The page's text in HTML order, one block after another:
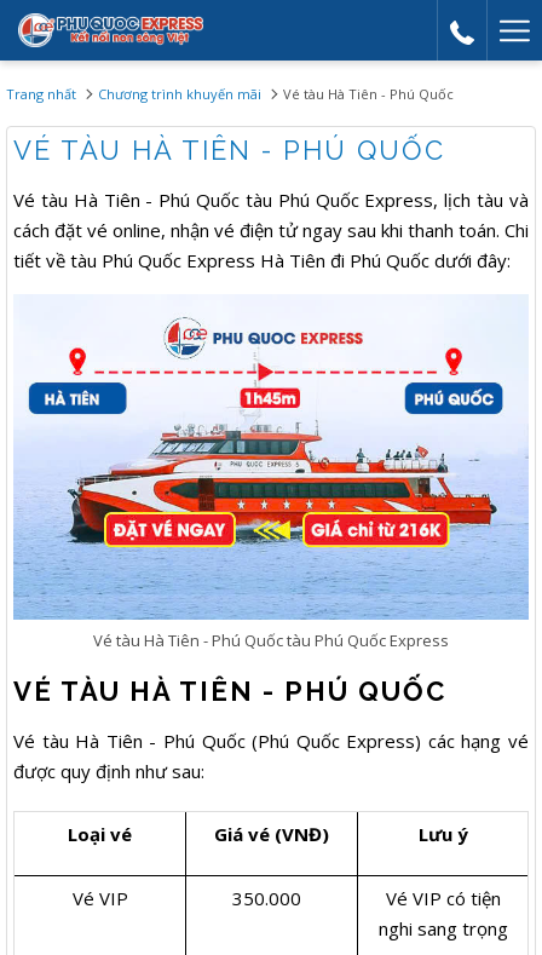
Trang nhất Chương trình khuyến mãi Vé tàu Hà Tiên - Phú Quốc
VÉ TÀU HÀ TIÊN - PHÚ QUỐC
Vé tàu Hà Tiên - Phú Quốc tàu Phú Quốc Express, lịch tàu và
cách đặt vé online, nhận vé điện tử ngay sau khi thanh toán. Chi
tiết về tàu Phú Quốc Express Hà Tiên đi Phú Quốc dưới đây:
Vé tàu Hà Tiên - Phú Quốc tàu Phú Quốc Express
VÉ TÀU HÀ TIÊN - PHÚ QUỐC
Vé tàu Hà Tiên - Phú Quốc (Phú Quốc Express) các hạng vé
được quy định như sau:
Loại vé Giá vé (VNĐ) Lưu ý
Vé VIP 350.000
Vé VIP có tiện
nghi sang trọng